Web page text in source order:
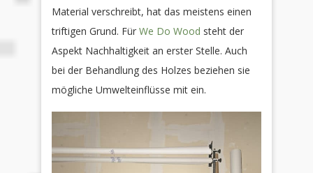
Material verschreibt, hat das meistens einen
triftigen Grund. Für We Do Wood steht der
Aspekt Nachhaltigkeit an erster Stelle. Auch
bei der Behandlung des Holzes beziehen sie
mögliche Umwelteinflüsse mit ein.